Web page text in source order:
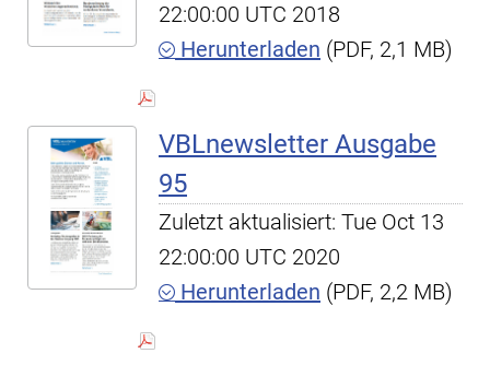
22:00:00 UTC 2018
Herunterladen (PDF, 2,1 MB)
VBLnewsletter Ausgabe
95
Zuletzt aktualisiert: Tue Oct 13
22:00:00 UTC 2020
Herunterladen (PDF, 2,2 MB)